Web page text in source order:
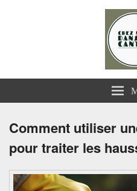
Chez Maya dans
Comment utiliser
pour traiter les